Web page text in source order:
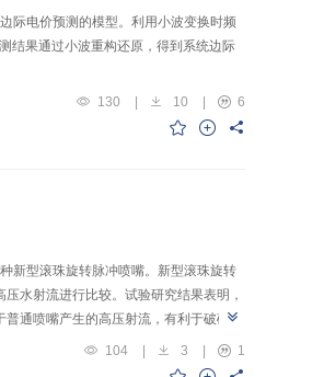
际电价预测的模型。利用小波变换时频
结果通过小波重构还原，得到系统边际
130 | 10 |
6
新型滚珠旋转脉冲喷嘴。新型滚珠旋转
水射流进行比较。试验研究结果表明，
通喷嘴产生的高压射流，有利于破碎岩
104 | 3 |
1